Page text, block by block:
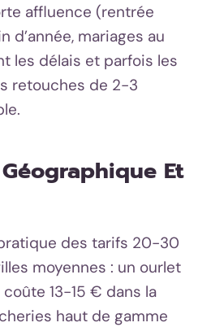
affluence (rentrée
d’année, mariages au
les délais et parfois les
retouches de 2-3
Et
des tarifs 20-30
moyennes : un ourlet
13-15 € dans la
haut de gamme